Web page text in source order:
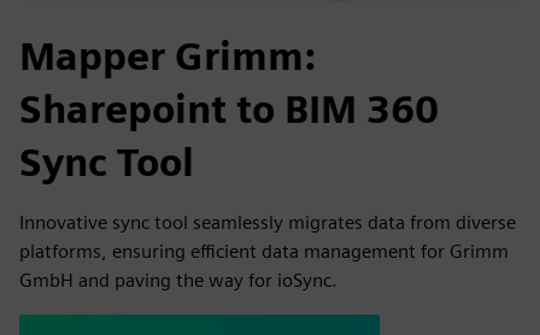
Mapper Grimm:
Sharepoint to BIM 360
Sync Tool
Innovative sync tool seamlessly migrates data from diverse
platforms, ensuring efficient data management for Grimm
GmbH and paving the way for ioSync.